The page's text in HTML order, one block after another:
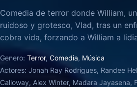
Comedia de terror donde William,
ruidoso y grotesco, Vlad, tras un
cobra vida, forzando a William a
Genero: Terror, Comedia, Música
Actores: Jonah Ray Rodrigues, Randee
Calloway, Alex Winter, Madara Jayasena,